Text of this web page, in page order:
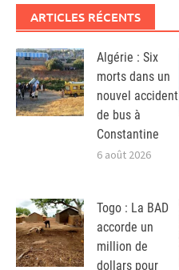
ARTICLES RÉCENTS
Algérie : Six
morts dans un
nouvel accident
de bus à
Constantine
6 août 2026
Togo : La BAD
accorde un
million de
dollars pour